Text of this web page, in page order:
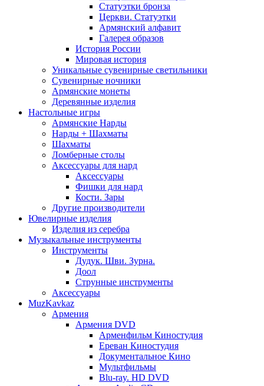
Статуэтки бронза
Церкви. Статуэтки
Армянский алфавит
Галерея образов
История России
Мировая история
Уникальные сувенирные светильники
Сувенирные ночники
Армянские монеты
Деревянные изделия
Настольные игры
Армянские Нарды
Нарды + Шахматы
Шахматы
Ломберные столы
Аксессуары для нард
Аксессуары
Фишки для нард
Кости. Зары
Другие производители
Ювелирные изделия
Изделия из серебра
Музыкальные инструменты
Инструменты
Дудук. Шви. Зурна.
Доол
Струнные инструменты
Аксессуары
MuzKavkaz
Армения
Армения DVD
Арменфильм Киностудия
Ереван Киностудия
Документальное Кино
Мультфильмы
Blu-ray. HD DVD